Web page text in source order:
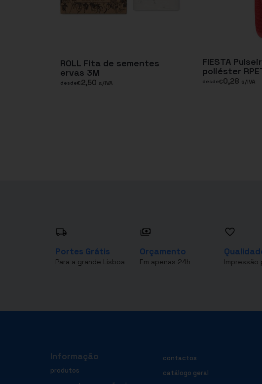
ROLL Fita de sementes
ervas 3M
desde€2,50 s/IVA
FIESTA
poliéster
desde€0,28 s/IVA
Portes Grátis
Para a grande Lisboa
Orçamento
Em apenas 24h Impressão
Informação
produtos
contactos
catálogo geral